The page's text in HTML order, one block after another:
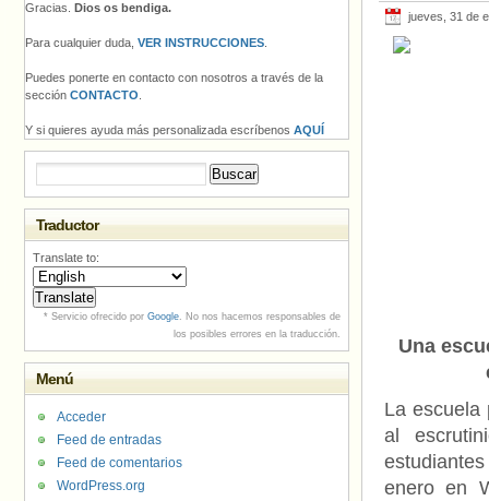
jueves, 31 de
Una
La escuela
al
enero en
Gracias. Dios os bendiga.
Para cualquier duda, VER INSTRUCCIONES
Puedes ponerte en contacto con nosotros a través de la
sección CONTACTO
Y si quieres ayuda más personalizada escríbenos AQUÍ
Traductor
Translate to:
* Servicio ofrecido por Google. No nos hacemos responsables de
los posibles errores en la traducción.
Menú
Acceder
Feed de entradas
Feed de comentarios
WordPress.org